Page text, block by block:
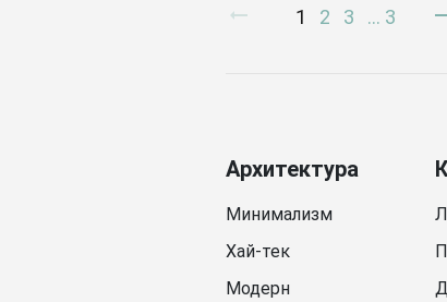
arrow_right_alt 1 2 3 ... 3
Архитектура
Минимализм
Хай-тек
Модерн